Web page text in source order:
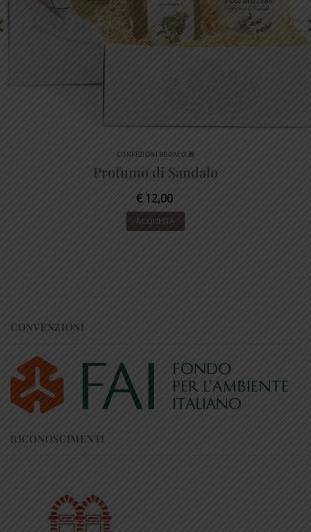
CONFEZIONI REGALO 🎁
Profumo di Sandalo
€12,00
ACQUISTA
CONVENZIONI
RICONOSCIMENTI